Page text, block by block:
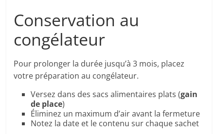
Conservation au
congélateur
Pour prolonger la durée jusqu’à 3 mois, placez
votre préparation au congélateur.
Versez dans des sacs alimentaires plats (gain
de place)
Éliminez un maximum d’air avant la fermeture
Notez la date et le contenu sur chaque sachet